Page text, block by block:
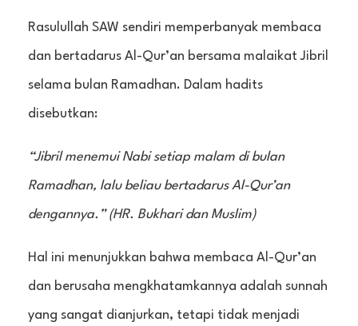
Rasulullah SAW sendiri memperbanyak membaca
dan bertadarus Al-Qur’an bersama malaikat Jibril
selama bulan Ramadhan. Dalam hadits
disebutkan:
“Jibril menemui Nabi setiap malam di bulan
Ramadhan, lalu beliau bertadarus Al-Qur’an
dengannya.” (HR. Bukhari dan Muslim)
Hal ini menunjukkan bahwa membaca Al-Qur’an
dan berusaha mengkhatamkannya adalah sunnah
yang sangat dianjurkan, tetapi tidak menjadi